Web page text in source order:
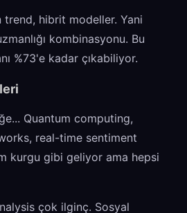
trend, hibrit modeller. Yani
kombinasyonu. Bu
%73'e kadar çıkabiliyor.
Quantum computing,
real-time sentiment
kurgu gibi geliyor ama hepsi
çok ilginç. Sosyal